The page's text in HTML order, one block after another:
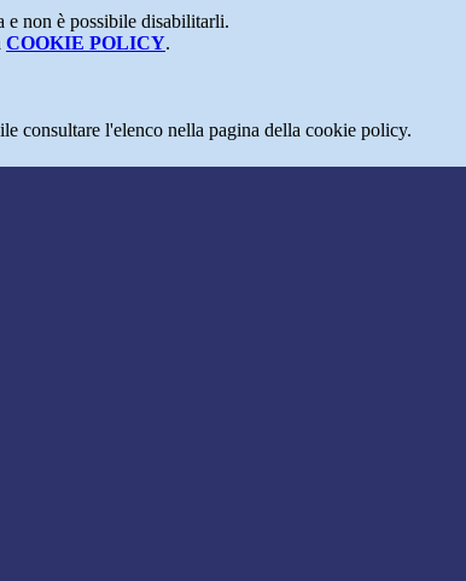
e non è possibile disabilitarli.
COOKIE POLICY.
consultare l'elenco nella pagina della cookie policy.